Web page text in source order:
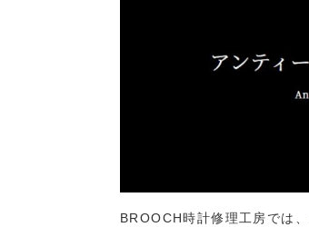
BROOCH時計修理工房では、